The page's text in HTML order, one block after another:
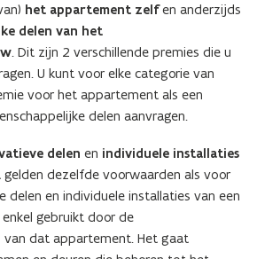
het appartement zelfen anderzijds
delen van het
. Dit zijn 2 verschillende premies die u
U kunt voor elke categorie van
voor het appartement als een
delen aanvragen.
delen en individuele installaties
dezelfde voorwaarden als voor
delen en individuele installaties van een
gebruikt door de
van dat appartement. Het gaat